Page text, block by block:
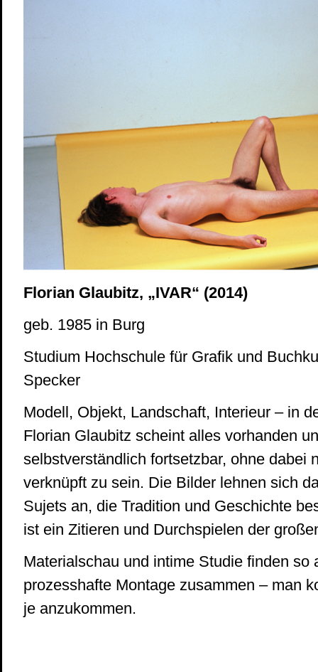
Florian Glaubitz, „IVAR“ (2014)
geb. 1985 in Burg
Studium Hochschule für Grafik und
Specker
Modell, Objekt, Landschaft, Interieur – in
Florian Glaubitz scheint alles vorhanden
selbstverständlich fortsetzbar, ohne dabei
verknüpft zu sein. Die Bilder lehnen sich
Sujets an, die Tradition und Geschichte
ist ein Zitieren und Durchspielen der
Materialschau und intime Studie finden so
prozesshafte Montage zusammen – man
je anzukommen.